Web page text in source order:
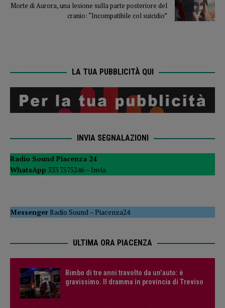
Morte di Aurora, una lesione sulla parte posteriore del
cranio: “Incompatibile col suicidio”
LA TUA PUBBLICITÀ QUI
INVIA SEGNALAZIONI
Radio Sound Piacenza 24
WhatsApp 333 7575246 – Invia
MessengerRadio Sound –Piacenza24
ULTIMA ORA PIACENZA
Bimbo di tre anni travolto da un’auto: è
gravissimo. Il dramma in provincia di Treviso